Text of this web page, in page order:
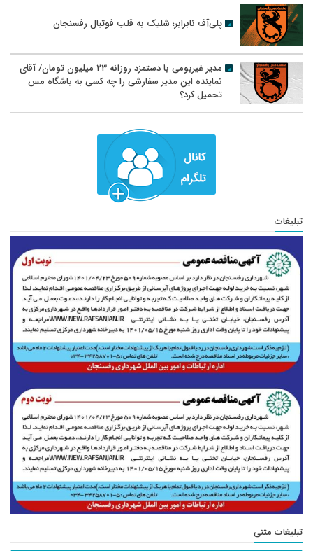
پلی‌آف نابرابر؛ شلیک به قلب فوتبال رفسنجان
مدیر غیربومی با دستمزد روزانه ۲۳ میلیون تومان/ آقای
نماینده این مدیر سفارشی را چه کسی به باشگاه مس
تحمیل کرد؟
تبلیغات
تبلیغات متنی